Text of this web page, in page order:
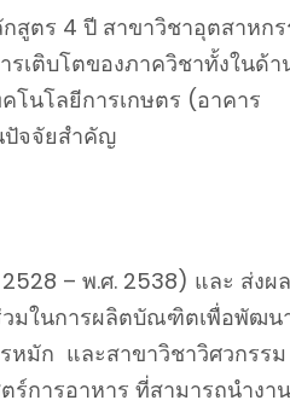
สูตร 4 ปี สาขาวิชาอุตสาหกร
รเติบโตของภาควิชาทั้งในด้า
โนโลยีการเกษตร (อาคาร
ปัจจัยสำคัญ
– พ.ศ. 2538) และ ส่งผล
วมในการผลิตบัณฑิตเพื่อพัฒน
หมัก และสาขาวิชาวิศวกรรม
การอาหาร ที่สามารถนำงาน